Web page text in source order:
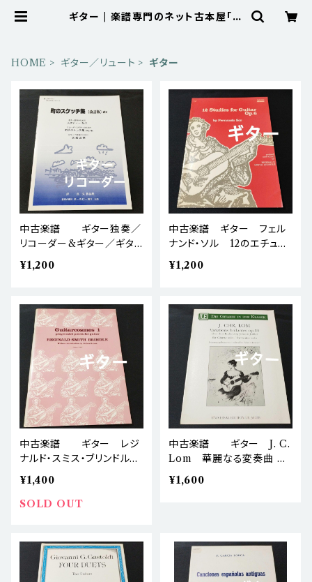
ギター | 楽譜専門のネット古本屋「鈴
HOME ギター／リュート ギター
中古楽譜 ギター独奏／
リコーダー&ギター／ギタ
ー二重奏 岸良久 街のス
ケッチ集 改訂版 棚BAS
¥1,200
中古楽譜 ギター フェル
ナンド・ソル 12のエチュー
ド Op.6 棚BASEa6
¥1,200
中古楽譜 ギター レジ
ナルド・スミス・ブリンドル
ギターコスモス 第1巻 棚
BASEa6
¥1,400
SOLD OUT
中古楽譜 ギター J. C.
Lom 華麗なる変奏曲 O
p.13 楽譜 棚Nc9 棚B
ASEa6
¥1,600